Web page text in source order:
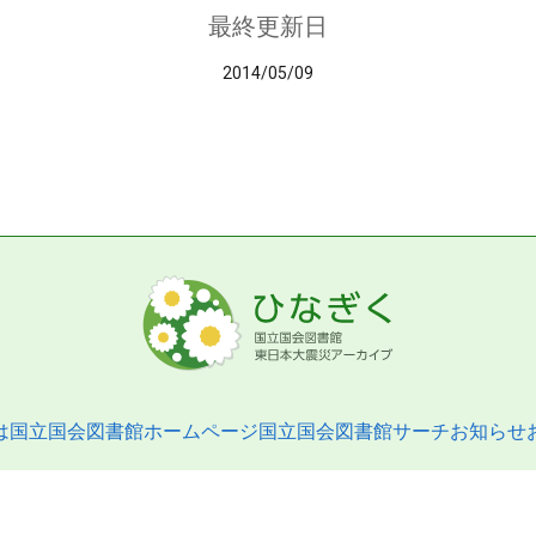
最終更新日
2014/05/09
国立国会図書館ホームページ国立国会図書館サーチお知らせ